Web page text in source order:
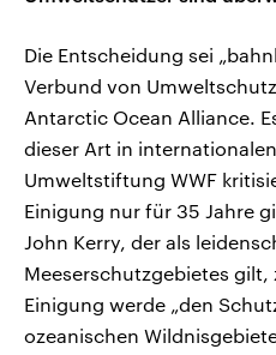
Die Entscheidung sei
Verbund von
Antarctic Ocean Alliance.
dieser Art in
Umweltstiftung WWF
Einigung nur für 35 Jahre
John Kerry, der als
Meeserschutzgebietes
Einigung werde „den
ozeanischen